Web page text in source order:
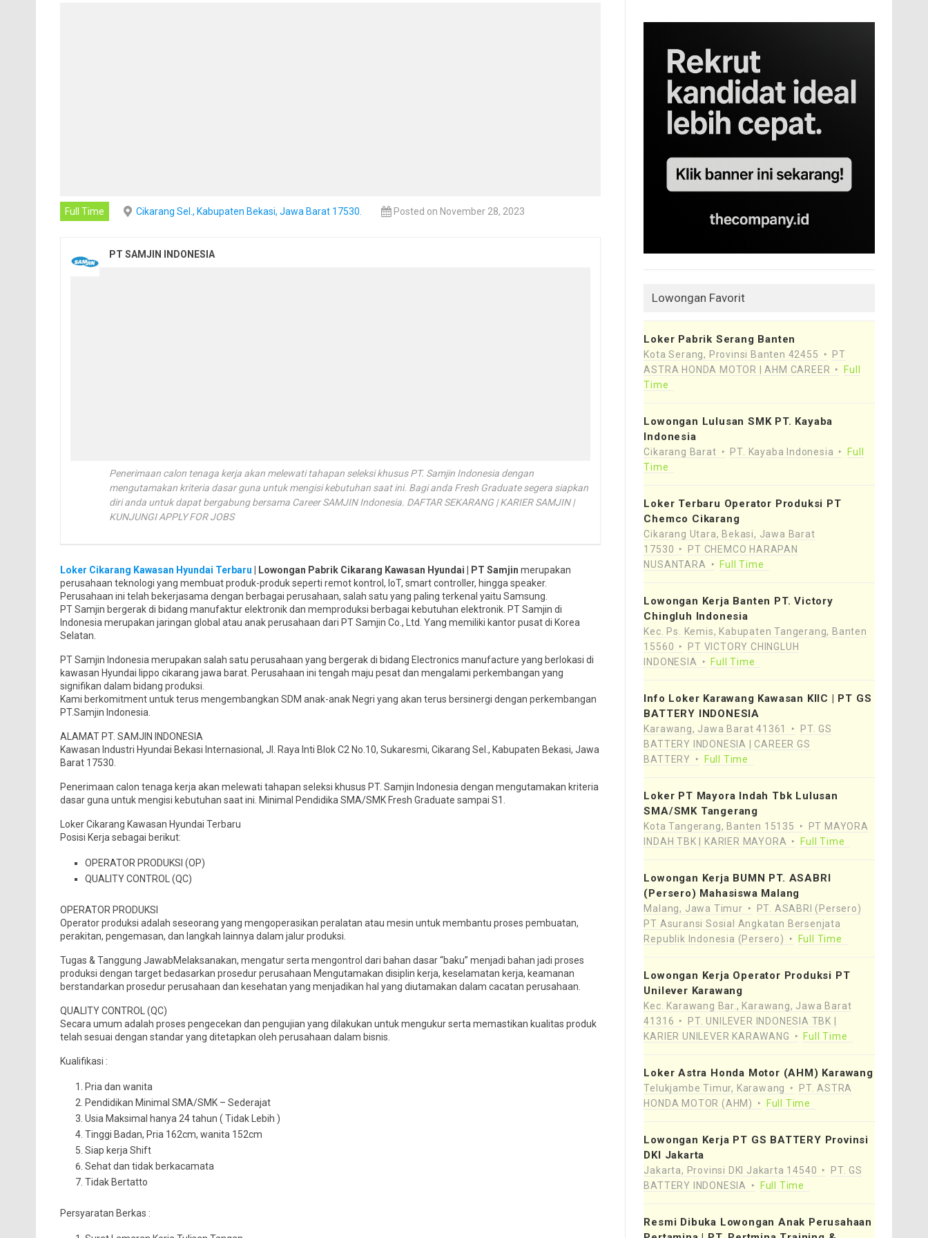
Full Time Cikarang Sel., Kabupaten Bekasi, Jawa Barat 17530. Posted on November 28, 2023
PT SAMJIN INDONESIA
Penerimaan calon tenaga kerja akan melewati tahapan seleksi khusus PT. Samjin Indonesia dengan
mengutamakan kriteria dasar guna untuk mengisi kebutuhan saat ini. Bagi anda Fresh Graduate segera siapkan
diri anda untuk dapat bergabung bersama Career SAMJIN Indonesia. DAFTAR SEKARANG | KARIER SAMJIN |
KUNJUNGI APPLY FOR JOBS
Loker Cikarang Kawasan Hyundai Terbaru | Lowongan Pabrik Cikarang Kawasan Hyundai | PT Samjin merupakan
perusahaan teknologi yang membuat produk-produk seperti remot kontrol, IoT, smart controller, hingga speaker.
Perusahaan ini telah bekerjasama dengan berbagai perusahaan, salah satu yang paling terkenal yaitu Samsung.
PT Samjin bergerak di bidang manufaktur elektronik dan memproduksi berbagai kebutuhan elektronik. PT Samjin di
Indonesia merupakan jaringan global atau anak perusahaan dari PT Samjin Co., Ltd. Yang memiliki kantor pusat di Korea
Selatan.
PT Samjin Indonesia merupakan salah satu perusahaan yang bergerak di bidang Electronics manufacture yang berlokasi di
kawasan Hyundai lippo cikarang jawa barat. Perusahaan ini tengah maju pesat dan mengalami perkembangan yang
signifikan dalam bidang produksi.
Kami berkomitment untuk terus mengembangkan SDM anak-anak Negri yang akan terus bersinergi dengan perkembangan
PT.Samjin Indonesia.
ALAMAT PT. SAMJIN INDONESIA
Kawasan Industri Hyundai Bekasi Internasional, Jl. Raya Inti Blok C2 No.10, Sukaresmi, Cikarang Sel., Kabupaten Bekasi, Jawa
Barat 17530.
Penerimaan calon tenaga kerja akan melewati tahapan seleksi khusus PT. Samjin Indonesia dengan mengutamakan kriteria
dasar guna untuk mengisi kebutuhan saat ini. Minimal Pendidika SMA/SMK Fresh Graduate sampai S1.
Loker Cikarang Kawasan Hyundai Terbaru
Posisi Kerja sebagai berikut:
OPERATOR PRODUKSI (OP)
QUALITY CONTROL (QC)
OPERATOR PRODUKSI
Operator produksi adalah seseorang yang mengoperasikan peralatan atau mesin untuk membantu proses pembuatan,
perakitan, pengemasan, dan langkah lainnya dalam jalur produksi.
Tugas & Tanggung JawabMelaksanakan, mengatur serta mengontrol dari bahan dasar “baku” menjadi bahan jadi proses
produksi dengan target bedasarkan prosedur perusahaan Mengutamakan disiplin kerja, keselamatan kerja, keamanan
berstandarkan prosedur perusahaan dan kesehatan yang menjadikan hal yang diutamakan dalam cacatan perusahaan.
QUALITY CONTROL (QC)
Secara umum adalah proses pengecekan dan pengujian yang dilakukan untuk mengukur serta memastikan kualitas produk
telah sesuai dengan standar yang ditetapkan oleh perusahaan dalam bisnis.
Kualifikasi :
Pria dan wanita
Pendidikan Minimal SMA/SMK – Sederajat
Usia Maksimal hanya 24 tahun ( Tidak Lebih )
Tinggi Badan, Pria 162cm, wanita 152cm
Siap kerja Shift
Sehat dan tidak berkacamata
Tidak Bertatto
Persyaratan Berkas :
Lowongan Favorit
Loker Pabrik Serang Banten
Kota Serang, Provinsi Banten 42455
PT
ASTRA HONDA MOTOR | AHM CAREER
Full
Time
Lowongan Lulusan SMK PT. Kayaba
Indonesia
Cikarang Barat PT. Kayaba Indonesia
Full
Time
Loker Terbaru Operator Produksi PT
Chemco Cikarang
Cikarang Utara, Bekasi, Jawa Barat
17530
PT CHEMCO HARAPAN
NUSANTARA
Full Time
Lowongan Kerja Banten PT. Victory
Chingluh Indonesia
Kec. Ps. Kemis, Kabupaten Tangerang, Banten
15560
PT VICTORY CHINGLUH
INDONESIA
Full Time
Info Loker Karawang Kawasan KIIC | PT GS
BATTERY INDONESIA
Karawang, Jawa Barat 41361
PT. GS
BATTERY INDONESIA | CAREER GS
BATTERY
Full Time
Loker PT Mayora Indah Tbk Lulusan
SMA/SMK Tangerang
Kota Tangerang, Banten 15135
PT MAYORA
INDAH TBK | KARIER MAYORA
Full Time
Lowongan Kerja BUMN PT. ASABRI
(Persero) Mahasiswa Malang
Malang, Jawa Timur
PT. ASABRI (Persero)
PT Asuransi Sosial Angkatan Bersenjata
Republik Indonesia (Persero)
Full Time
Lowongan Kerja Operator Produksi PT
Unilever Karawang
Kec. Karawang Bar., Karawang, Jawa Barat
41316
PT. UNILEVER INDONESIA TBK |
KARIER UNILEVER KARAWANG
Full Time
Loker Astra Honda Motor (AHM) Karawang
Telukjambe Timur, Karawang
PT. ASTRA
HONDA MOTOR (AHM)
Full Time
Lowongan Kerja PT GS BATTERY Provinsi
DKI Jakarta
Jakarta, Provinsi DKI Jakarta 14540
PT. GS
BATTERY INDONESIA
Full Time
Resmi Dibuka Lowongan Anak Perusahaan